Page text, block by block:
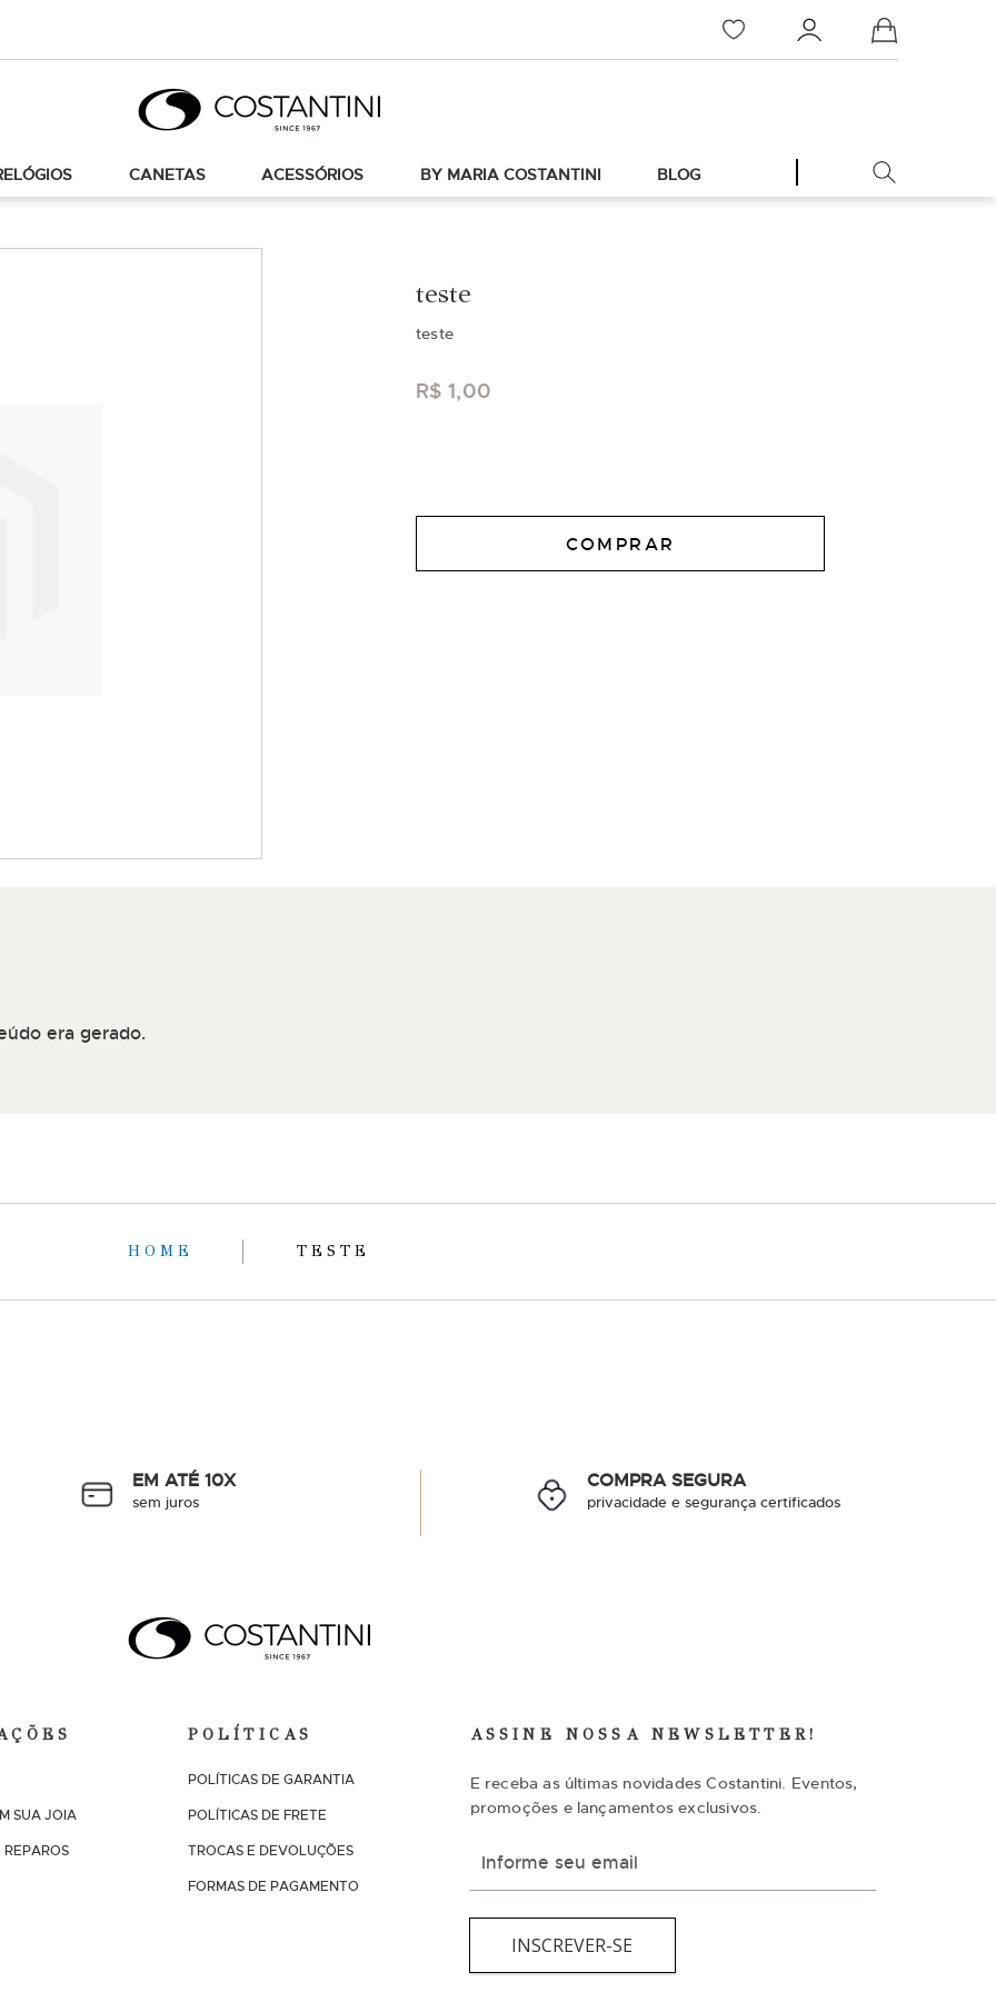
Meu Carrinho
CANETAS ACESSÓRIOS BY MARIA COSTANTINI BLOG
R$ 1,00
teste
teste
COMPRAR
era gerado.
HOME TESTE
EM ATÉ 10X
sem juros
COMPRA SEGURA
privacidade e segurança certificados
SUA JOIA
REPAROS
POLÍTICAS
POLÍTICAS DE GARANTIA
POLÍTICAS DE FRETE
TROCAS E DEVOLUÇÕES
FORMAS DE PAGAMENTO
ASSINE NOSSA NEWSLETTER!
E receba as últimas novidades Costantini. Eventos,
promoções e lançamentos exclusivos.
s
v
INSCREVER-SE